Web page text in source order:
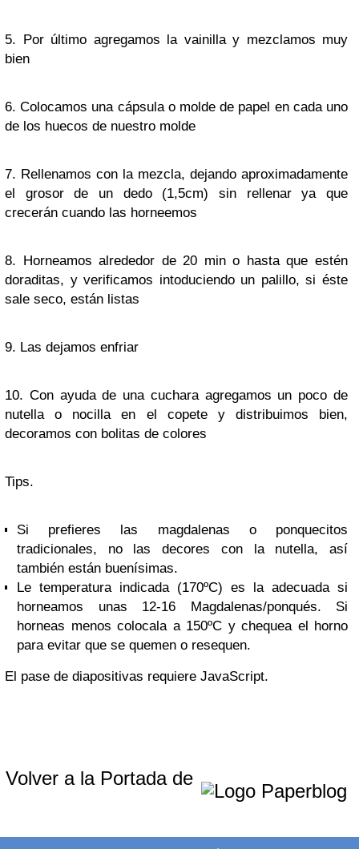
5. Por último agregamos la vainilla y mezclamos muy
bien
6. Colocamos una cápsula o molde de papel en cada uno
de los huecos de nuestro molde
7. Rellenamos con la mezcla, dejando aproximadamente
el grosor de un dedo (1,5cm) sin rellenar ya que
crecerán cuando las horneemos
8. Horneamos alrededor de 20 min o hasta que estén
doraditas, y verificamos intoduciendo un palillo, si éste
sale seco, están listas
9. Las dejamos enfriar
10. Con ayuda de una cuchara agregamos un poco de
nutella o nocilla en el copete y distribuimos bien,
decoramos con bolitas de colores
Tips.
Si prefieres las magdalenas o ponquecitos
tradicionales, no las decores con la nutella, así
también están buenísimas.
Le temperatura indicada (170ºC) es la adecuada si
horneamos unas 12-16 Magdalenas/ponqués. Si
horneas menos colocala a 150ºC y chequea el horno
para evitar que se quemen o resequen.
El pase de diapositivas requiere JavaScript.
Volver a la Portada de